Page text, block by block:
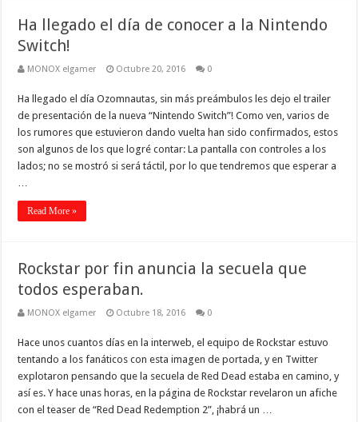
Ha llegado el día de conocer a la Nintendo
Switch!
MONOX elgamer Octubre 20, 2016 0
Ha llegado el día Ozomnautas, sin más preámbulos les dejo el trailer
de presentación de la nueva “Nintendo Switch”! Como ven, varios de
los rumores que estuvieron dando vuelta han sido confirmados, estos
son algunos de los que logré contar: La pantalla con controles a los
lados; no se mostró si será táctil, por lo que tendremos que esperar a
…
Read More »
Rockstar por fin anuncia la secuela que
todos esperaban.
MONOX elgamer Octubre 18, 2016 0
Hace unos cuantos días en la interweb, el equipo de Rockstar estuvo
tentando a los fanáticos con esta imagen de portada, y en Twitter
explotaron pensando que la secuela de Red Dead estaba en camino, y
así es. Y hace unas horas, en la página de Rockstar revelaron un afiche
con el teaser de “Red Dead Redemption 2”, ¡habrá un …